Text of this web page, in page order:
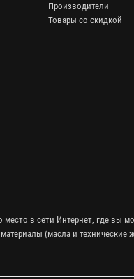
Производители
Товары со скидкой
место в сети Интернет, где
(масла и технические